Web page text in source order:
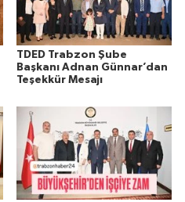
TDED Trabzon Şube
Başkanı Adnan Günnar’dan
Teşekkür Mesajı